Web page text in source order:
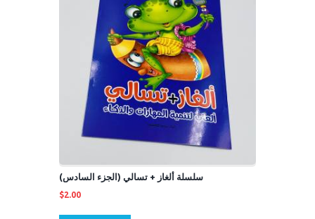
سلسلة ألغاز + تسالي (الجزء السادس)
$2.00